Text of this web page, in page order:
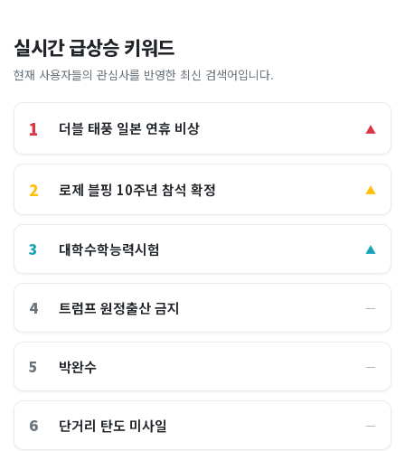
실시간 급상승 키워드
현재 사용자들의 관심사를 반영한 최신 검색어입니다.
1 더블 태풍 일본 연휴 비상 ▲
2 로제 블핑 10주년 참석 확정 ▲
3 대학수학능력시험 ▲
4 트럼프 원정출산 금지 ―
5 박완수 ―
6 단거리 탄도 미사일 ―